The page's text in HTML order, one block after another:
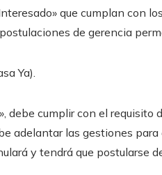
que cumplan con
de gerencia
Ya).
debe cumplir con el requisito
adelantar las gestiones para
y tendrá que postularse